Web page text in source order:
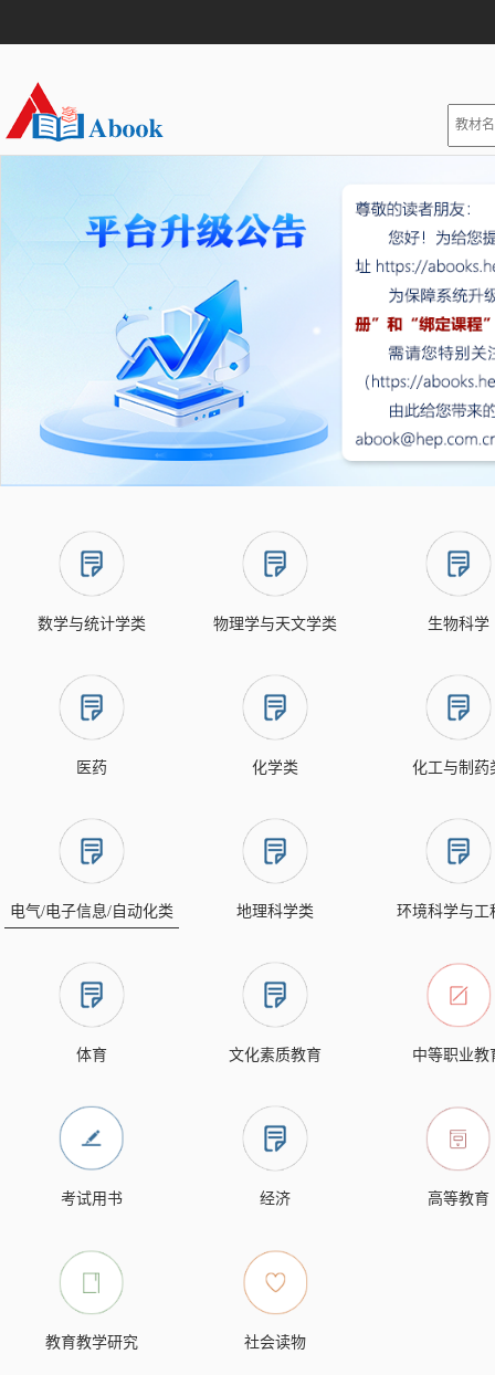
数学与统计学类 物理学与天文学类 生物科学
医药 化学类 化工与制药
电气/电子信息/自动化类 地理科学类 环境科学与工
体育 文化素质教育 中等职业教
考试用书 经济 高等教育
教育教学研究 社会读物